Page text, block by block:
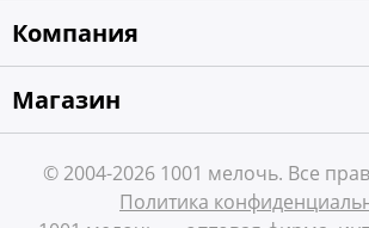
Компания
Магазин
© 2004-2026 1001 мелочь. Все
Политика